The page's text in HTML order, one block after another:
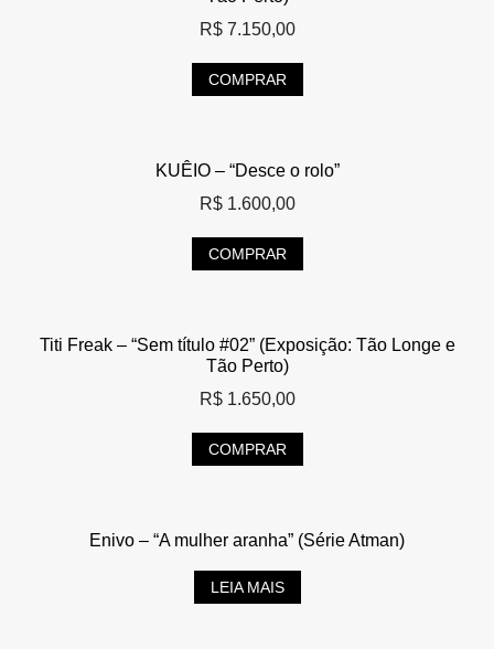
R$7.150,00
COMPRAR
KUÊIO – “Desce o rolo”
R$1.600,00
COMPRAR
Titi Freak – “Sem título #02” (Exposição: Tão Longe e
Tão Perto)
R$1.650,00
COMPRAR
Enivo – “A mulher aranha” (Série Atman)
LEIA MAIS